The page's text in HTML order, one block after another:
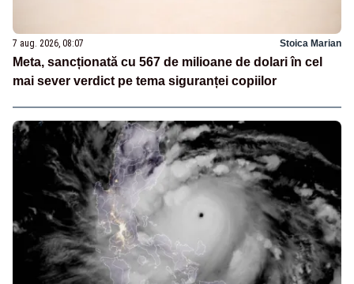
7 aug. 2026, 08:07 Stoica Marian
Meta, sancționată cu 567 de milioane de dolari în cel
mai sever verdict pe tema siguranței copiilor